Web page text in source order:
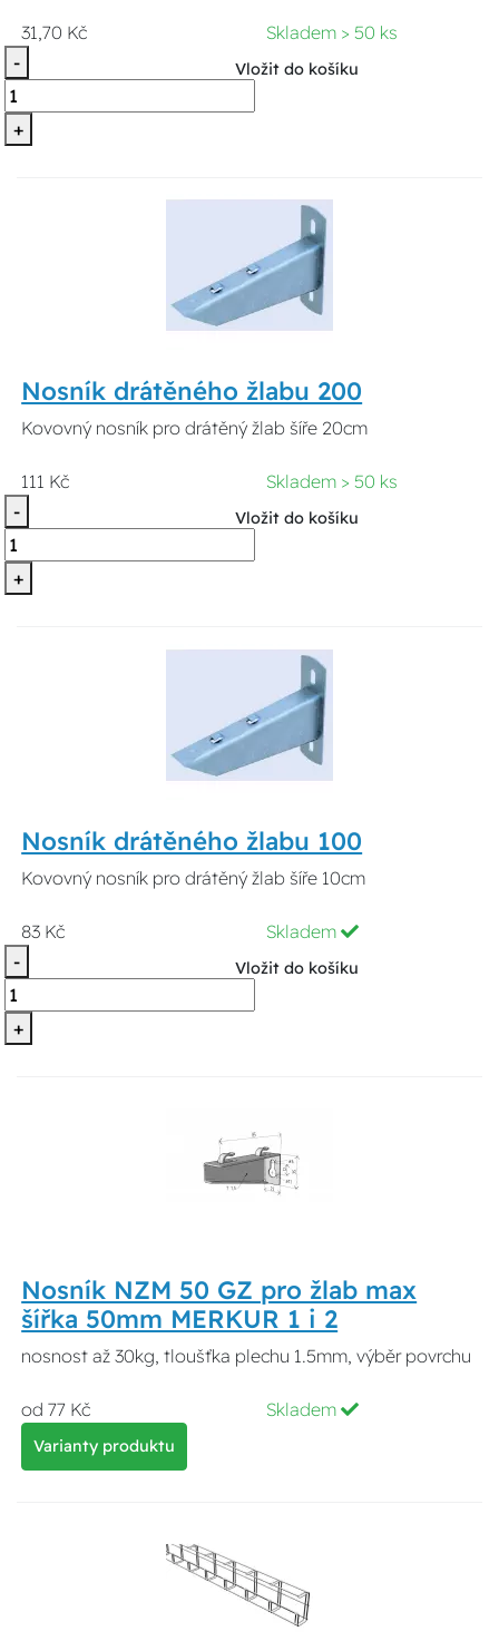
31,70 Kč
Skladem > 50 ks
-
+
Vložit do košíku
Nosník drátěného žlabu 200
Kovovný nosník pro drátěný žlab šíře 20cm
111 Kč
Skladem > 50 ks
-
+
Vložit do košíku
Nosník drátěného žlabu 100
Kovovný nosník pro drátěný žlab šíře 10cm
83 Kč
Skladem
-
+
Vložit do košíku
Nosník NZM 50 GZ pro žlab max
šířka 50mm MERKUR 1 i 2
nosnost až 30kg, tloušťka plechu 1.5mm, výběr povrchu
od 77 Kč Skladem
Varianty produktu